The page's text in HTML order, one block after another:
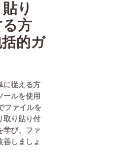
り
方
的ガ
に従える方
ールを使用
ファイルを
取り貼り付
学び、ファ
しましょ